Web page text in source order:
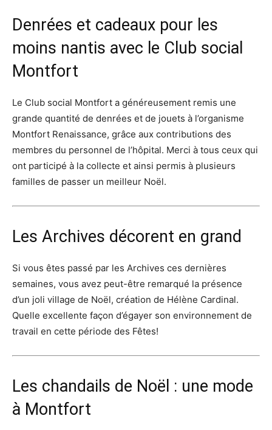
Denrées et cadeaux pour les
moins nantis avec le Club social
Montfort
Le Club social Montfort a généreusement remis une
grande quantité de denrées et de jouets à l’organisme
Montfort Renaissance, grâce aux contributions des
membres du personnel de l’hôpital. Merci à tous ceux qui
ont participé à la collecte et ainsi permis à plusieurs
familles de passer un meilleur Noël.
Les Archives décorent en grand
Si vous êtes passé par les Archives ces dernières
semaines, vous avez peut-être remarqué la présence
d’un joli village de Noël, création de Hélène Cardinal.
Quelle excellente façon d’égayer son environnement de
travail en cette période des Fêtes!
Les chandails de Noël : une mode
à Montfort